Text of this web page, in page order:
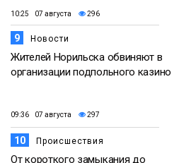
10:25 07 августа 296
9 Новости
Жителей Норильска обвиняют в
организации подпольного казино
09:36 07 августа 297
10 Происшествия
От короткого замыкания до